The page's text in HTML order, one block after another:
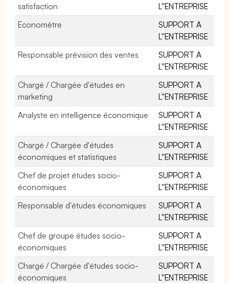
satisfaction
L''ENTREPRISE
Economètre
SUPPORT A
L''ENTREPRISE
Responsable prévision des ventes
SUPPORT A
L''ENTREPRISE
Chargé / Chargée d'études en
marketing
SUPPORT A
L''ENTREPRISE
Analyste en intelligence économique
SUPPORT A
L''ENTREPRISE
Chargé / Chargée d'études
économiques et statistiques
SUPPORT A
L''ENTREPRISE
Chef de projet études socio-
économiques
SUPPORT A
L''ENTREPRISE
Responsable d'études économiques
SUPPORT A
L''ENTREPRISE
Chef de groupe études socio-
économiques
SUPPORT A
L''ENTREPRISE
Chargé / Chargée d'études socio-
économiques
SUPPORT A
L''ENTREPRISE